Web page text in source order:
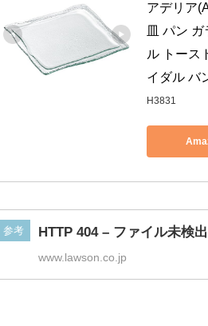
アデリア
皿 パン
ル トース
イダル バ
H3831
参考 HTTP 404 – ファイル未検
www.lawson.co.jp